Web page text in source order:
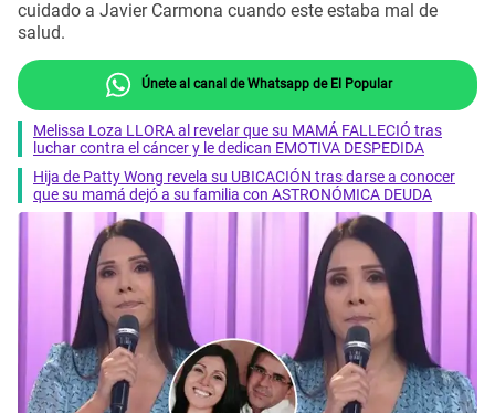
cuidado a Javier Carmona cuando este estaba mal de
salud.
Únete al canal de Whatsapp de El Popular
Melissa Loza LLORA al revelar que su MAMÁ FALLECIÓ tras
luchar contra el cáncer y le dedican EMOTIVA DESPEDIDA
Hija de Patty Wong revela su UBICACIÓN tras darse a conocer
que su mamá dejó a su familia con ASTRONÓMICA DEUDA